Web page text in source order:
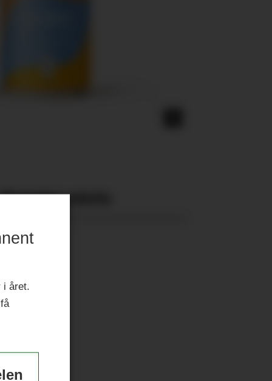
i året.
Nyeste eAvis: